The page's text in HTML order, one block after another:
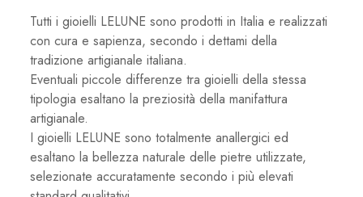
Tutti i gioielli LELUNE sono prodotti in Italia e realizzati
con cura e sapienza, secondo i dettami della
tradizione artigianale italiana.
Eventuali piccole differenze tra gioielli della stessa
tipologia esaltano la preziosità della manifattura
artigianale.
I gioielli LELUNE sono totalmente anallergici ed
esaltano la bellezza naturale delle pietre utilizzate,
selezionate accuratamente secondo i più elevati